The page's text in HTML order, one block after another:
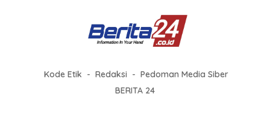
Kode Etik Redaksi
Pedoman Media Siber
BERITA 24